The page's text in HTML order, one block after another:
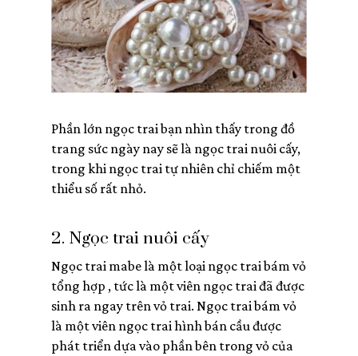
Phần lớn ngọc trai bạn nhìn thấy trong đồ
trang sức ngày nay sẽ là ngọc trai nuôi cấy,
trong khi ngọc trai tự nhiên chỉ chiếm một
thiểu số rất nhỏ.
2. Ngọc trai nuôi cấy
Ngọc trai mabe là một loại ngọc trai bám vỏ
tổng hợp , tức là một viên ngọc trai đã được
sinh ra ngay trên vỏ trai. Ngọc trai bám vỏ
là một viên ngọc trai hình bán cầu được
phát triển dựa vào phần bên trong vỏ của